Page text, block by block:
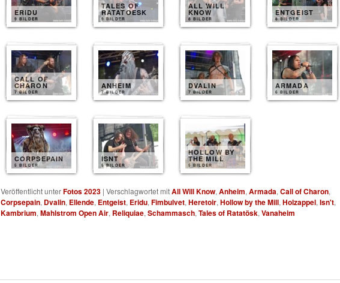
ERIDU
9 BILDER
TALES OF
RATATOESK
9 BILDER
ALL WILL
KNOW
8 BILDER
ENTGEIST
8 BILDER
CALL OF
CHARON
7 BILDER
ANHEIM
7 BILDER
DVALIN
7 BILDER
ARMADA
6 BILDER
CORPSEPAIN
5 BILDER
ISNT
5 BILDER
HOLLOW BY
THE MILL
5 BILDER
Veröffentlicht unterFotos 2023 | Verschlagwortet mitAll Will Know, Anheim, Armada, Call of Charon,
Corpsepain, Dvalin, Ellende, Entgeist, Eridu, Fimbulvet, Heretoir, Hollow by the Mill, Holzappel, Isn't,
Kambrium, Mahlstrom Open Air, Reliquiae, Schammasch, Tales of Ratatösk, Vanaheim